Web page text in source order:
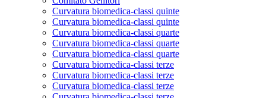
Curvatura biomedica-classi quinte
Curvatura biomedica-classi quinte
Curvatura biomedica-classi quarte
Curvatura biomedica-classi quarte
Curvatura biomedica-classi quarte
Curvatura biomedica-classi terze
Curvatura biomedica-classi terze
Curvatura biomedica-classi terze